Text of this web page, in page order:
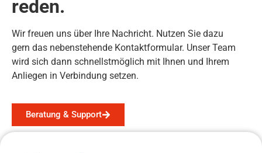
reden.
Wir freuen uns über Ihre Nachricht. Nutzen Sie dazu
gern das nebenstehende Kontaktformular. Unser Team
wird sich dann schnellstmöglich mit Ihnen und Ihrem
Anliegen in Verbindung setzen.
Beratung & Support